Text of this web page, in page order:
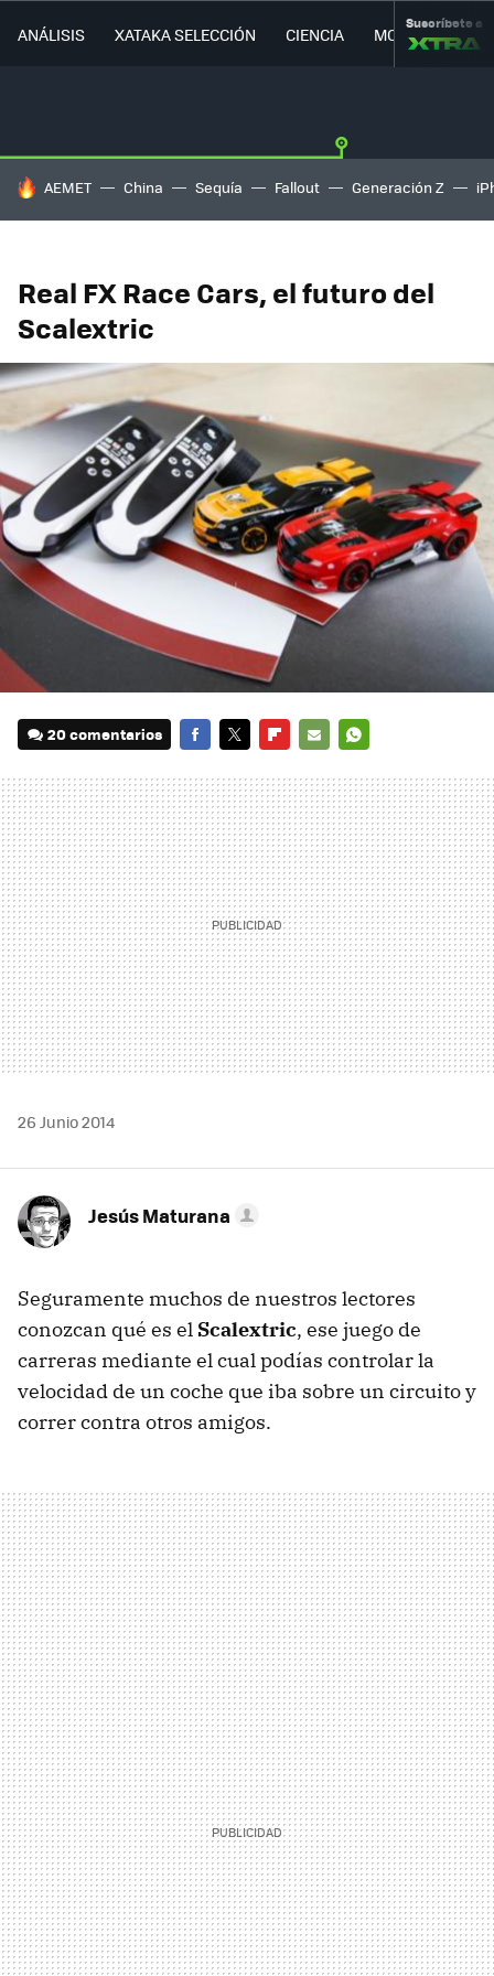
ANÁLISIS XATAKA SELECCIÓN CIENCIA MOVILIDAD
Suscríbete a
HOY SE HABLA DE
AEMET China Sequía Fallout Generación Z
Real FX Race Cars, el futuro del
Scalextric
20 comentarios
MAIL
26 Junio 2014
Jesús Maturana
Seguramente muchos de nuestros lectores
conozcan qué es el Scalextric, ese juego de
carreras mediante el cual podías controlar la
velocidad de un coche que iba sobre un circuito y
correr contra otros amigos.